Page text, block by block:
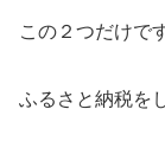
この２つだけで
ふるさと納税を